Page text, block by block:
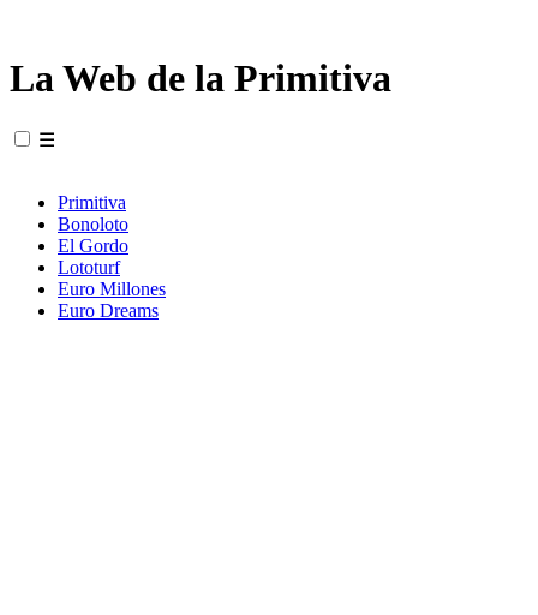
La Web de la Primitiva
☰
Primitiva
Bonoloto
El Gordo
Lototurf
Euro Millones
Euro Dreams